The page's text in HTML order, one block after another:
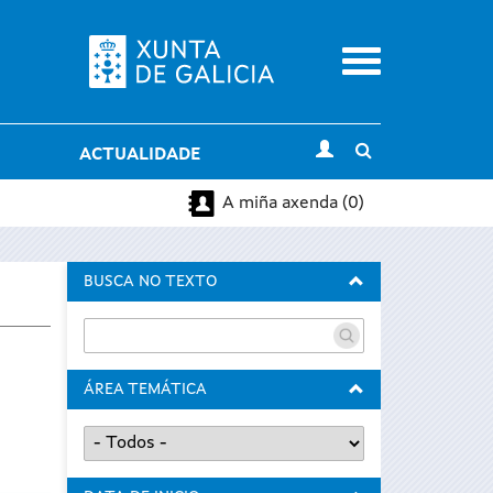
Menu
ACTUALIDADE
search
A miña axenda (0)
BUSCA NO TEXTO
ÁREA TEMÁTICA